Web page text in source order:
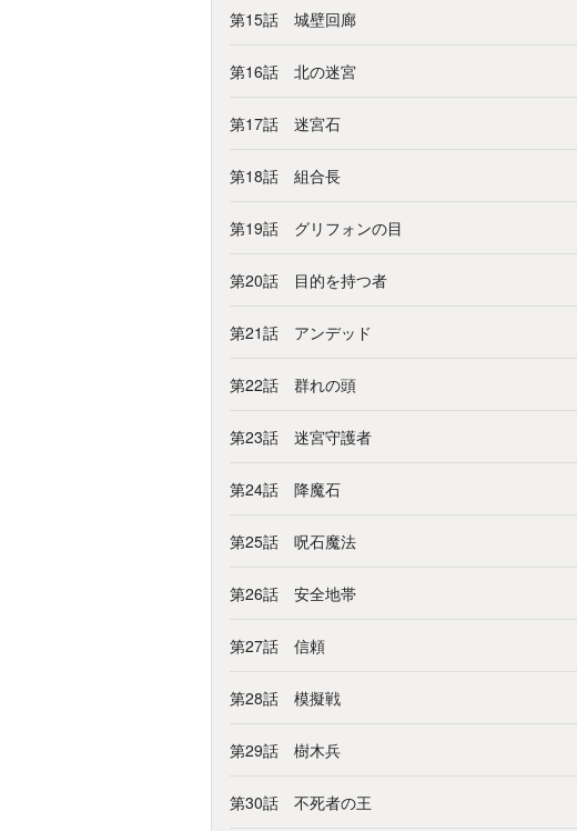
第15話 城壁回廊
第16話 北の迷宮
第17話 迷宮石
第18話 組合長
第19話 グリフォンの目
第20話 目的を持つ者
第21話 アンデッド
第22話 群れの頭
第23話 迷宮守護者
第24話 降魔石
第25話 呪石魔法
第26話 安全地帯
第27話 信頼
第28話 模擬戦
第29話 樹木兵
第30話 不死者の王